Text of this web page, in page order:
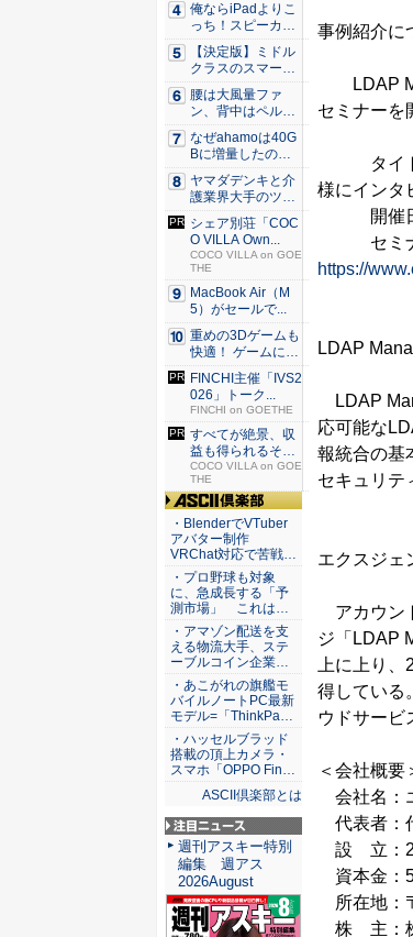
事例紹介に
LDAP
セミナーを
タイトル
様にインタ
開催日：
セミナ
https://
LDAP
LDAP
応可能な
報統合の基
セキュリテ
エクスジェ
アカウン
ジ「LDAP
上に上り
得している
ウドサービ
＜会社概要
会社名：
代表者：
設 立：
資本金：
所在地：
株 主：株
俺ならiPadよりこ
っち！スピーカー
9個...
【決定版】ミドル
クラスのスマート
フォンの...
腰は大風量ファ
ン、背中はペルチ
ェ冷却。ダ...
なぜahamoは40G
Bに増量したの
か ...
ヤマダデンキと介
護業界大手のツク
イが協業...
シェア別荘「COC
O VILLA Own...
COCO VILLA on GOE
THE
MacBook Air（M
5）がセールで...
重めの3Dゲームも
快適！ ゲームに強
いH...
FINCHI主催「IVS2
026」トーク...
FINCHI on GOETHE
すべてが絶景、収
益も得られるその
仕組みと...
COCO VILLA on GOE
THE
ASCII倶楽部
・BlenderでVTuber
アバター制作
VRChat対応で苦戦…
・プロ野球も対象
に、急成長する「予
測市場」 これは…
・アマゾン配送を支
える物流大手、ステ
ーブルコイン企業…
・あこがれの旗艦モ
バイルノートPC最新
モデル=「ThinkPa…
・ハッセルブラッド
搭載の頂上カメラ・
スマホ「OPPO Fin…
ASCII倶楽部とは
注目ニュース
週刊アスキー特別
編集 週アス
2026August